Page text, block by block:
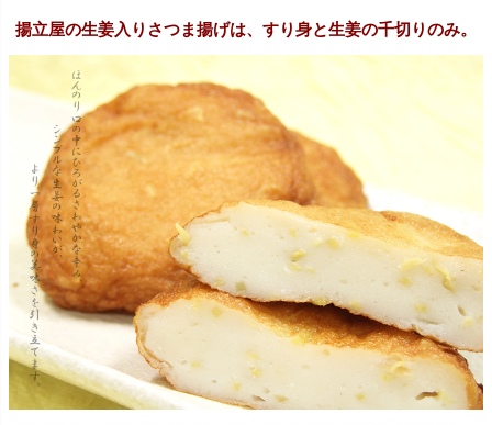
揚立屋の生姜入りさつま揚げは、すり身と生姜の千切りのみ。